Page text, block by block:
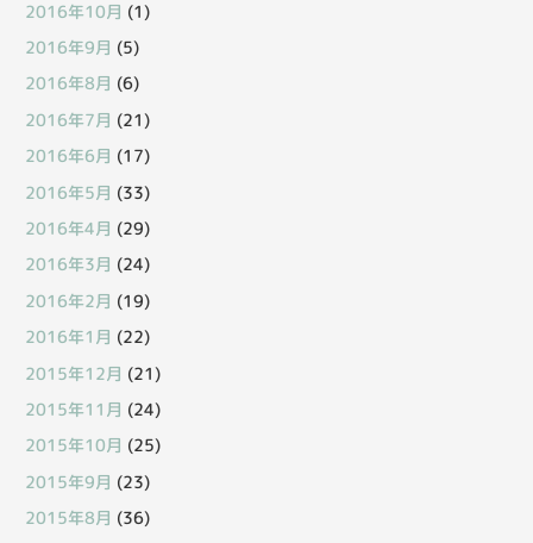
2016年10月 (1)
2016年9月 (5)
2016年8月 (6)
2016年7月 (21)
2016年6月 (17)
2016年5月 (33)
2016年4月 (29)
2016年3月 (24)
2016年2月 (19)
2016年1月 (22)
2015年12月 (21)
2015年11月 (24)
2015年10月 (25)
2015年9月 (23)
2015年8月 (36)